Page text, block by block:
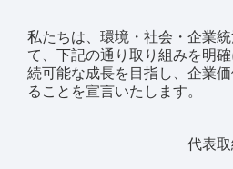
私たちは、環境・社会・企業
て、下記の通り取り組みを明
続可能な成長を目指し、企業
ることを宣言いたします。
代表